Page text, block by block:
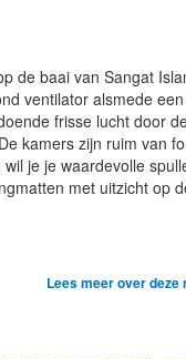
de baai van Sangat
ventilator alsmede
frisse lucht door
kamers zijn ruim van
je je waardevolle
met uitzicht op
Lees meer over deze